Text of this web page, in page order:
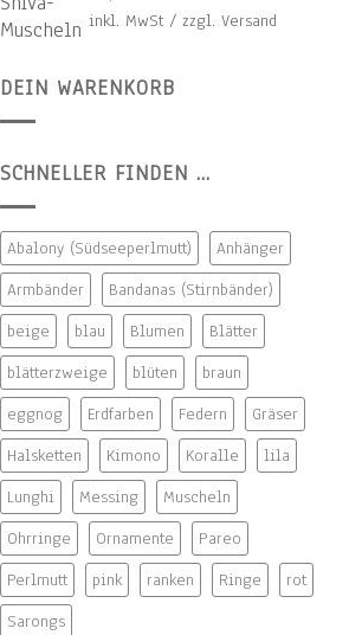
inkl. MwSt / zzgl. Versand
DEIN WARENKORB
SCHNELLER FINDEN …
Abalony (Südseeperlmutt)
Anhänger
Armbänder
Bandanas (Stirnbänder)
beige
blau Blumen
Blätter
blätterzweige
blüten
braun
eggnog
Erdfarben Federn
Gräser
Halsketten
Kimono Koralle
lila
Lunghi
Messing
Muscheln
Ohrringe
Ornamente
Pareo
Perlmutt
pink ranken Ringe
rot
Sarongs